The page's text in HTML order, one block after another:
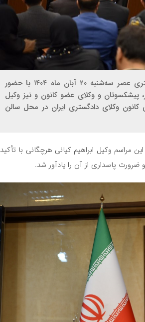
مراسم گرامیداشت نود و پنجمین سالروز تأسیس کانون وکلای دادگستری عصر سه‌شنبه ۲۰ آبان ماه ۱۴۰۴ با حضور
پیشکسوتان و وکلای عضو کانون و نیز وکیل
وکلای دادگستری ایران در محل سالن
مراسم وکیل ابراهیم کیانی هرچگانی با تأکید
ضرورت پاسداری از آن را یادآور شد.